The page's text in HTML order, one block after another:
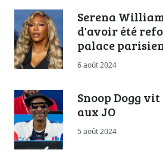
Serena
d'avoir été
palace
6 août 2024
Snoop Dogg
aux JO
5 août 2024